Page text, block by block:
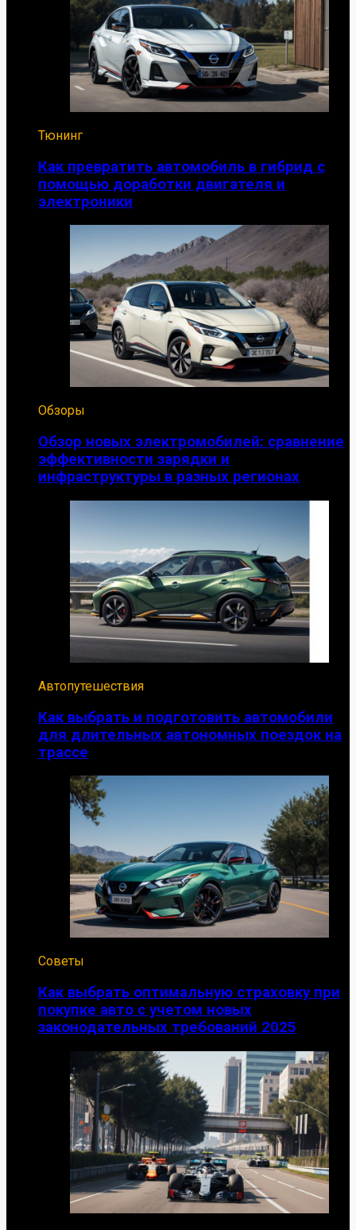
Тюнинг
Как превратить автомобиль в гибрид с
помощью доработки двигателя и
электроники
Обзоры
Обзор новых электромобилей: сравнение
эффективности зарядки и
инфраструктуры в разных регионах
Автопутешествия
Как выбрать и подготовить автомобили
для длительных автономных поездок на
трассе
Советы
Как выбрать оптимальную страховку при
покупке авто с учетом новых
законодательных требований 2025